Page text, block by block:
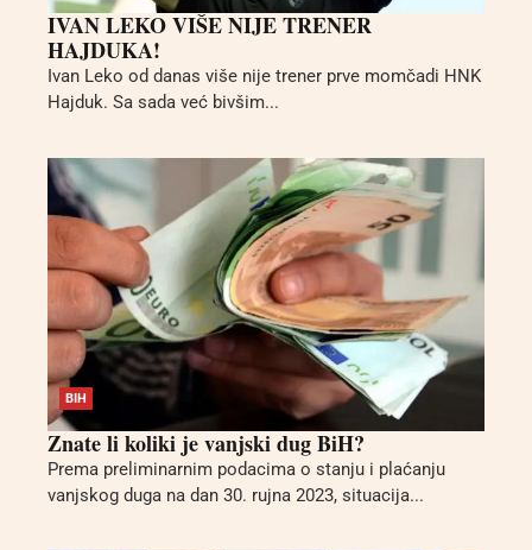
IVAN LEKO VIŠE NIJE TRENER
HAJDUKA!
Ivan Leko od danas više nije trener prve momčadi HNK
Hajduk. Sa sada već bivšim...
BIH
Znate li koliki je vanjski dug BiH?
Prema preliminarnim podacima o stanju i plaćanju
vanjskog duga na dan 30. rujna 2023, situacija...